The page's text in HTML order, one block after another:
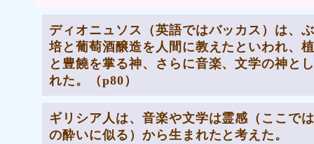
ディオニュソス（英語ではバッカス）は、
培と葡萄酒醸造を人間に教えたといわれ、
と豊饒を掌る神、さらに音楽、文学の神と
れた。（p80）
ギリシア人は、 音楽や文学は霊感（ここで
の酔いに似る）から生まれた と考えた。